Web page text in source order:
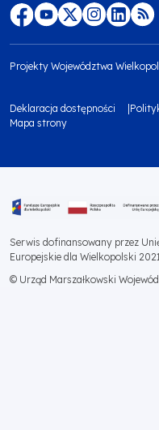
Menu
footer
top
footer
Projekty Województwa
Menu
footer
2
Deklaracja dostępności
Mapa strony
Serwis dofinansowany przez
Europejskie dla Wielkopolski
© Urząd Marszałkowski